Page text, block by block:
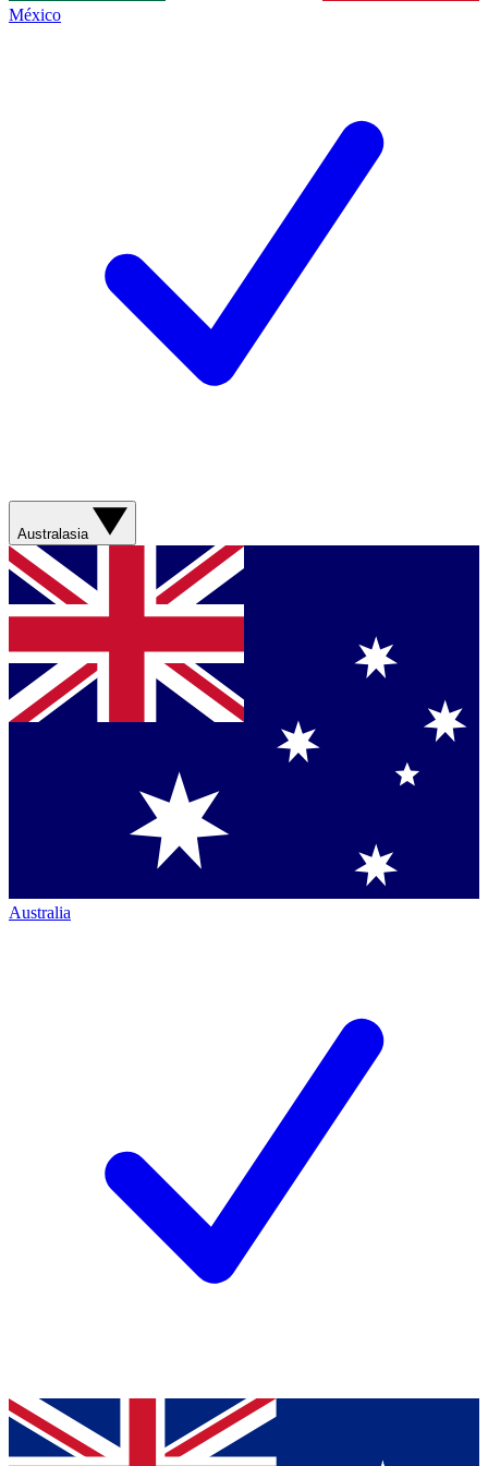
México
Australasia
Australia